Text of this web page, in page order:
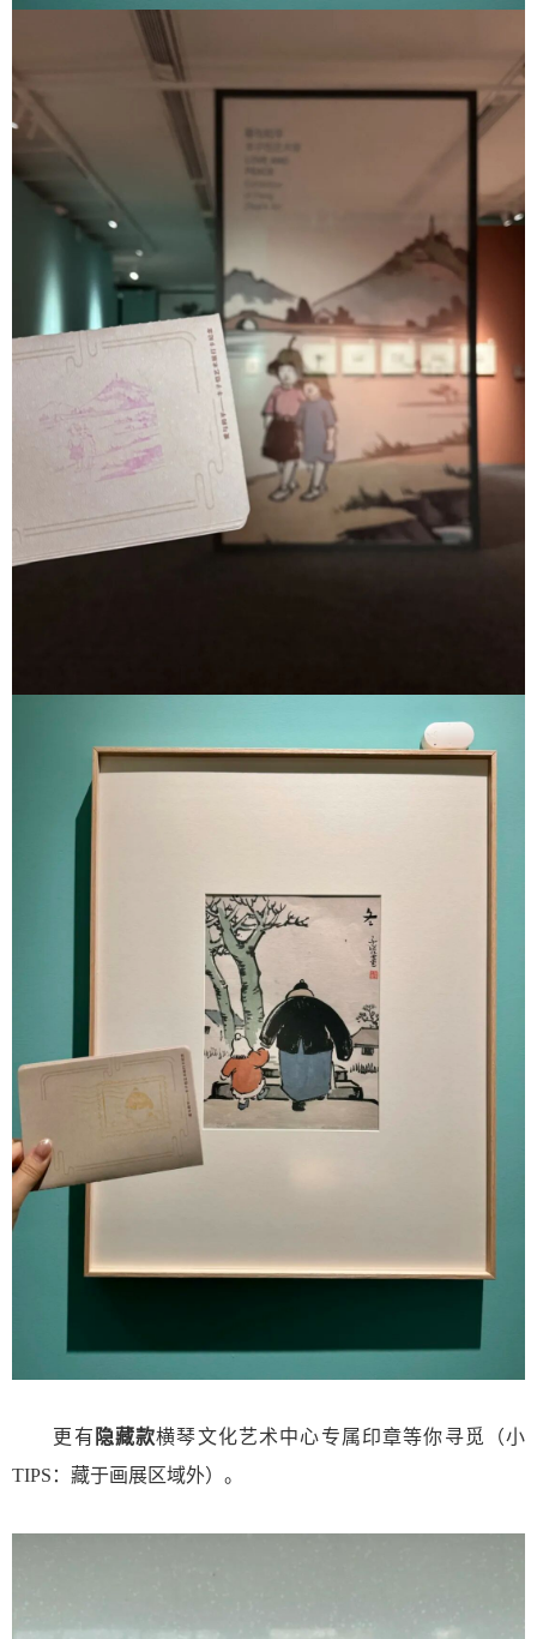
更有 隐藏款横琴文化艺术中心专属印章等你寻觅（小
TIPS：藏于画展区域外）。